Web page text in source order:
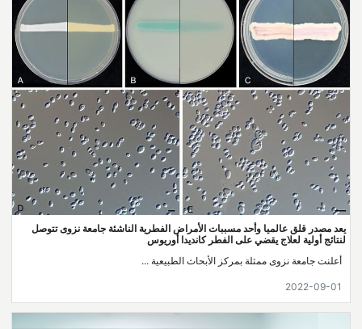
يعد مصدر قلق عالميا وأحد مسببات الأمراض الفطرية الناشئة جامعة نزوى تتوصل
لنتائج أولية لعلاج يقضي على الفطر كانديدا أوريوس
أعلنت جامعة نزوى ممثلة بمركز الأبحاث الطبيعية ...
2022-09-01